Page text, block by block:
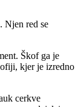
Njen red se
Škof ga je
kjer je izredno
cerkve